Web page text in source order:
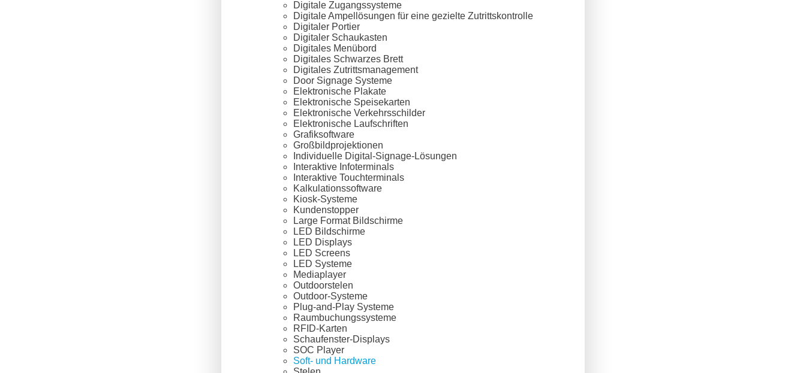
Digitale Zugangssysteme
Digitale Ampellösungen für eine gezielte Zutrittskontrolle
Digitaler Portier
Digitaler Schaukasten
Digitales Menübord
Digitales Schwarzes Brett
Digitales Zutrittsmanagement
Door Signage Systeme
Elektronische Plakate
Elektronische Speisekarten
Elektronische Verkehrsschilder
Elektronische Laufschriften
Grafiksoftware
Großbildprojektionen
Individuelle Digital-Signage-Lösungen
Interaktive Infoterminals
Interaktive Touchterminals
Kalkulationssoftware
Kiosk-Systeme
Kundenstopper
Large Format Bildschirme
LED Bildschirme
LED Displays
LED Screens
LED Systeme
Mediaplayer
Outdoorstelen
Outdoor-Systeme
Plug-and-Play Systeme
Raumbuchungssysteme
RFID-Karten
Schaufenster-Displays
SOC Player
Soft- und Hardware